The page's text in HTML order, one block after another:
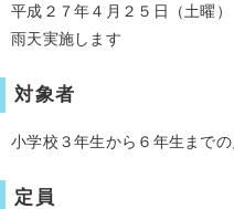
平成２７年４月２５日（土曜
雨天実施します
対象者
小学校３年生から６年生まで
定員